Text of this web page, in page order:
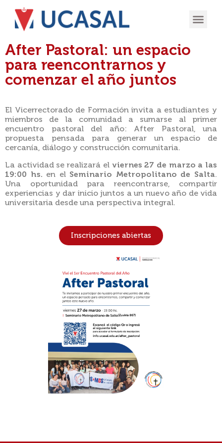
After Pastoral: un espacio
para reencontrarnos y
comenzar el año juntos
El Vicerrectorado de Formación invita a estudiantes y
miembros de la comunidad a sumarse al primer
encuentro pastoral del año: After Pastoral, una
propuesta pensada para generar un espacio de
cercanía, diálogo y construcción comunitaria.
La actividad se realizará el viernes 27 de marzo a las
19:00 hs. en el Seminario Metropolitano de Salta.
Una oportunidad para reencontrarse, compartir
experiencias y dar inicio juntos a un nuevo año de vida
universitaria desde una perspectiva integral.
Inscripciones abiertas